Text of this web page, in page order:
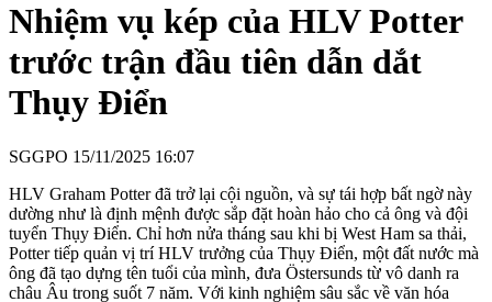
Nhiệm vụ kép của HLV Potter
trước trận đầu tiên dẫn dắt
Thụy Điển
SGGPO 15/11/2025 16:07
HLV Graham Potter đã trở lại cội nguồn, và sự tái hợp bất ngờ này
dường như là định mệnh được sắp đặt hoàn hảo cho cả ông và đội
tuyển Thụy Điển. Chỉ hơn nửa tháng sau khi bị West Ham sa thải,
Potter tiếp quản vị trí HLV trưởng của Thụy Điển, một đất nước mà
ông đã tạo dựng tên tuổi của mình, đưa Östersunds từ vô danh ra
châu Âu trong suốt 7 năm. Với kinh nghiệm sâu sắc về văn hóa